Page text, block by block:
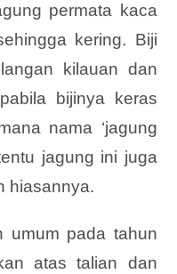
permata kaca
kering. Biji
kilauan dan
bijinya keras
nama ‘jagung
jagung ini juga
hiasannya.
umum pada tahun
atas talian dan